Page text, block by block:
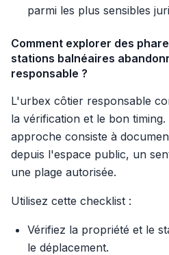
parmi les plus sensibles
Comment explorer des
stations balnéaires
responsable ?
L'urbex côtier responsable
la vérification et le bon
approche consiste à
depuis l'espace public, un
une plage autorisée.
Utilisez cette checklist :
Vérifiez la propriété et le
le déplacement.